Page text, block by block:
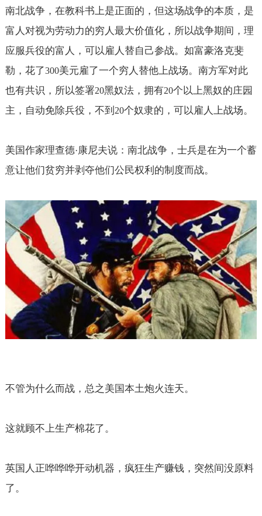
南北战争，在教科书上是正面的，但这场战争的本质，是
富人对视为劳动力的穷人最大价值化，所以战争期间，理
应服兵役的富人，可以雇人替自己参战。如富豪洛克斐
勒，花了300美元雇了一个穷人替他上战场。南方军对此
也有共识，所以签署20黑奴法，拥有20个以上黑奴的庄园
主，自动免除兵役，不到 20个奴隶的，可以雇人上战场。
美国作家理查德·康尼夫说：南北战争，士兵是在为一个蓄
意让他们贫穷并剥夺他们公民权利的制度而战。
不管为什么而战，总之美国本土炮火连天。
这就顾不上生产棉花了。
英国人正哗哗哗开动机器，疯狂生产赚钱，突然间没原料
了。